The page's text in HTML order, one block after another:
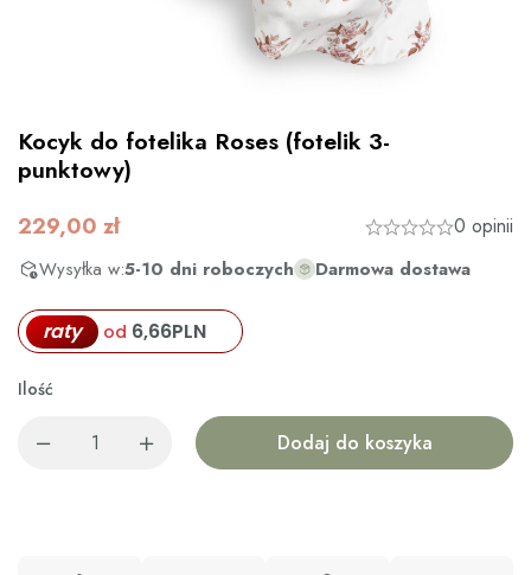
Kocyk do fotelika Roses (fotelik 3-
punktowy)
229,00 zł 0 opinii
Wysyłka w:5-10 dni roboczych Darmowa dostawa
raty od 6,66PLN
Ilość
Dodaj do koszyka